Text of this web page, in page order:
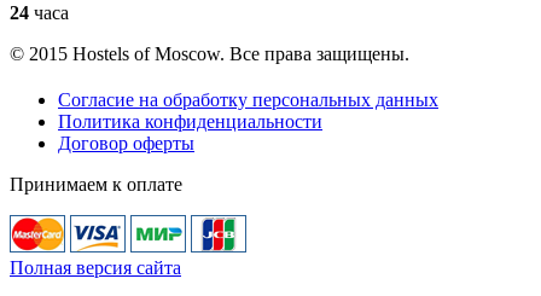
24 часа
© 2015 Hostels of Moscow. Все права защищены.
Согласие на обработку персональных данных
Политика конфиденциальности
Договор оферты
Принимаем к оплате
Полная версия сайта